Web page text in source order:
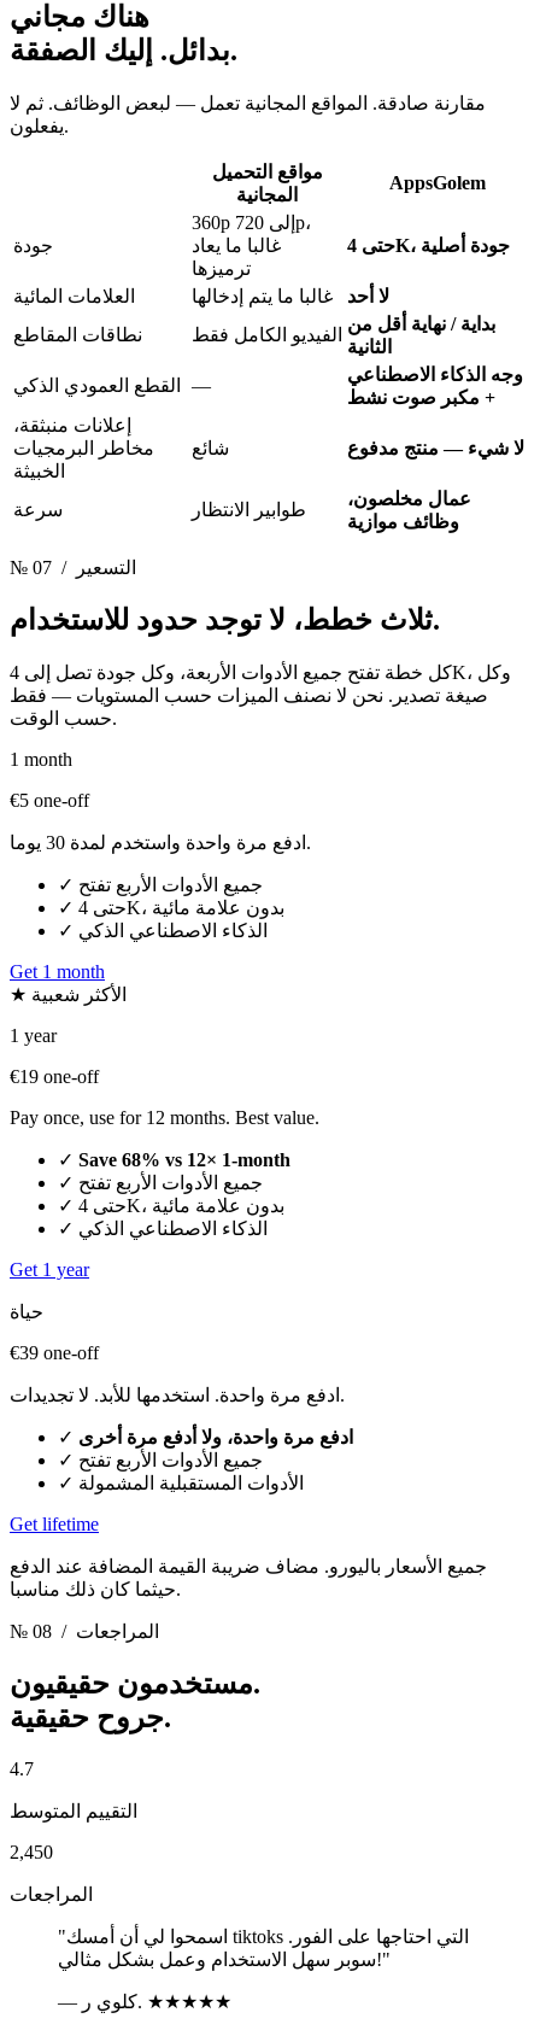
هناك مجاني
بدائل.إليك الصفقة.
مقارنة صادقة. المواقع المجانية تعمل — لبعض الوظائف. ثم لا
يفعلون.
مواقع التحميل
المجانية
AppsGolem
جودة
360p إلى 720p،
غالبا ما يعاد
ترميزها
حتى 4K، جودة أصلية
العلامات المائية غالبا ما يتم إدخالها
لا أحد
نطاقات المقاطع
الفيديو الكامل فقط
بداية / نهاية أقل من
الثانية
القطع العمودي الذكي
—
وجه الذكاء الاصطناعي
+ مكبر صوت نشط
إعلانات منبثقة،
مخاطر البرمجيات
الخبيثة
شائع لا شيء — منتج مدفوع
سرعة طوابير الانتظار
عمال مخلصون،
وظائف موازية
№ 07 / التسعير
ثلاث خطط،لا توجد حدود للاستخدام.
كل خطة تفتح جميع الأدوات الأربعة، وكل جودة تصل إلى 4K، وكل
صيغة تصدير. نحن لا نصنف الميزات حسب المستويات — فقط
حسب الوقت.
1 month
€5 one-off
ادفع مرة واحدة واستخدم لمدة 30 يوما.
✓ جميع الأدوات الأربع تفتح
✓
حتى 4K، بدون علامة مائية
✓ الذكاء الاصطناعي الذكي
Get 1 month
★ الأكثر شعبية
1 year
€19 one-off
Pay once, use for 12 months. Best value.
✓ Save 68% vs 12× 1-month
✓ جميع الأدوات الأربع تفتح
✓
حتى 4K، بدون علامة مائية
✓ الذكاء الاصطناعي الذكي
Get 1 year
حياة
€39 one-off
ادفع مرة واحدة. استخدمها للأبد. لا تجديدات.
✓ ادفع مرة واحدة، ولا أدفع مرة أخرى
✓ جميع الأدوات الأربع تفتح
✓ الأدوات المستقبلية المشمولة
Get lifetime
جميع الأسعار باليورو. مضاف ضريبة القيمة المضافة عند الدفع
حيثما كان ذلك مناسبا.
№ 08 / المراجعات
مستخدمون حقيقيون.
جروح حقيقية.
4.7
التقييم المتوسط
2,450
المراجعات
"اسمحوا لي أن أمسك tiktoks التي احتاجها على الفور.
سوبر سهل الاستخدام وعمل بشكل مثالي!"
— كلوي ر. ★★★★★